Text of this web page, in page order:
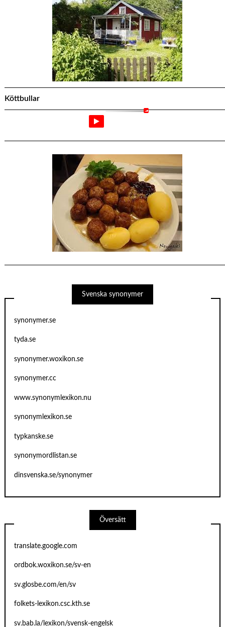
Köttbullar
Svenska synonymer
synonymer.se
tyda.se
synonymer.woxikon.se
synonymer.cc
www.synonymlexikon.nu
synonymlexikon.se
typkanske.se
synonymordlistan.se
dinsvenska.se/synonymer
Översätt
translate.google.com
ordbok.woxikon.se/sv-en
sv.glosbe.com/en/sv
folkets-lexikon.csc.kth.se
sv.bab.la/lexikon/svensk-engelsk